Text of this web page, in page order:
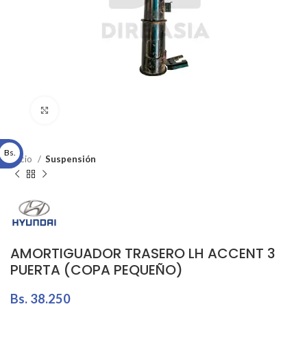
Inicio Suspensión
AMORTIGUADOR TRASERO LH ACCENT 3
PUERTA (COPA PEQUEÑO)
Bs. 38.250
Bs.